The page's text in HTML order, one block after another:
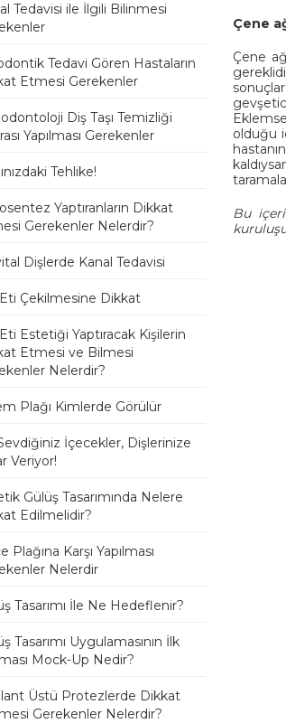
Tedavisi ile İlgili Bilinmesi
Tedavi Gören Hastaların
Etmesi Gerekenler
Diş Taşı Temizliği
Yapılması Gerekenler
Tehlike!
Yaptıranların Dikkat
Gerekenler Nelerdir?
Dişlerde Kanal Tedavisi
Çekilmesine Dikkat
Estetiği Yaptıracak Kişilerin
Etmesi ve Bilmesi
Nelerdir?
Plağı Kimlerde Görülür
İçecekler, Dişlerinize
Veriyor!
Gülüş Tasarımında Nelere
Edilmelidir?
Plağına Karşı Yapılması
Nelerdir
Tasarımı İle Ne Hedeflenir?
Tasarımı Uygulamasının İlk
Mock-Up Nedir?
Üstü Protezlerde Dikkat
Gerekenler Nelerdir?
Çene
Çene
olduğu
Bu